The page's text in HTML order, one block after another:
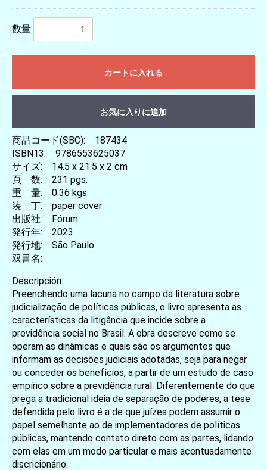
数量
カートに入れる
お気に入りに追加
商品コード(SBC): 187434
ISBN13: 9786553625037
サイズ: 14.5 x 21.5 x 2 cm
頁 数: 231 pgs.
重 量: 0.36 kgs
装 丁: paper cover
出版社: Fórum
発行年: 2023
発行地: São Paulo
双書名:
Descripción:
Preenchendo uma lacuna no campo da literatura sobre
judicialização de políticas públicas, o livro apresenta as
características da litigância que incide sobre a
previdência social no Brasil. A obra descreve como se
operam as dinâmicas e quais são os argumentos que
informam as decisões judiciais adotadas, seja para negar
ou conceder os benefícios, a partir de um estudo de caso
empírico sobre a previdência rural. Diferentemente do que
prega a tradicional ideia de separação de poderes, a tese
defendida pelo livro é a de que juízes podem assumir o
papel semelhante ao de implementadores de políticas
públicas, mantendo contato direto com as partes, lidando
com elas em um modo particular e mais acentuadamente
discricionário.